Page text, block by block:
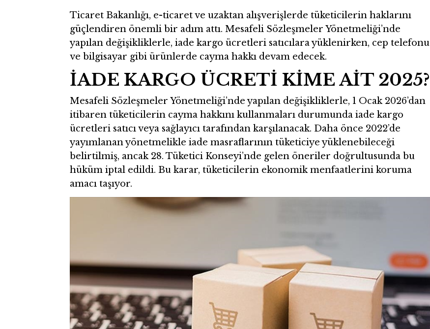
Ticaret Bakanlığı, e-ticaret ve uzaktan alışverişlerde tüketicilerin haklarını
güçlendiren önemli bir adım attı. Mesafeli Sözleşmeler Yönetmeliği’nde
yapılan değişikliklerle, iade kargo ücretleri satıcılara yüklenirken, cep telefonu
ve bilgisayar gibi ürünlerde cayma hakkı devam edecek.
İADE KARGO ÜCRETİ KİME AİT 2025?
Mesafeli Sözleşmeler Yönetmeliği’nde yapılan değişikliklerle, 1 Ocak 2026’dan
itibaren tüketicilerin cayma hakkını kullanmaları durumunda iade kargo
ücretleri satıcı veya sağlayıcı tarafından karşılanacak. Daha önce 2022’de
yayımlanan yönetmelikle iade masraflarının tüketiciye yüklenebileceği
belirtilmiş, ancak 28. Tüketici Konseyi’nde gelen öneriler doğrultusunda bu
hüküm iptal edildi. Bu karar, tüketicilerin ekonomik menfaatlerini koruma
amacı taşıyor.